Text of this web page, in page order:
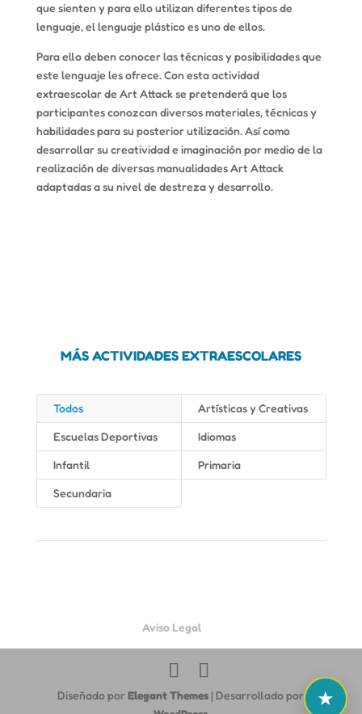
que sienten y para ello utilizan diferentes tipos de
lenguaje, el lenguaje plástico es uno de ellos.
Para ello deben conocer las técnicas y posibilidades que
este lenguaje les ofrece. Con esta actividad
extraescolar de Art Attack se pretenderá que los
participantes conozcan diversos materiales, técnicas y
habilidades para su posterior utilización. Así como
desarrollar su creatividad e imaginación por medio de la
realización de diversas manualidades Art Attack
adaptadas a su nivel de destreza y desarrollo.
MÁS ACTIVIDADES EXTRAESCOLARES
Todos Artísticas y Creativas
Escuelas Deportivas Idiomas
Infantil Primaria
Secundaria
Aviso Legal
Diseñado porElegant Themes | Desarrollado por